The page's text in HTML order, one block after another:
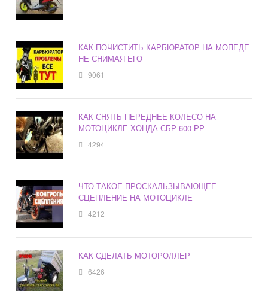
КАК ПОЧИСТИТЬ КАРБЮРАТОР НА МОПЕДЕ
НЕ СНИМАЯ ЕГО
9061
КАК СНЯТЬ ПЕРЕДНЕЕ КОЛЕСО НА
МОТОЦИКЛЕ ХОНДА СБР 600 РР
4294
ЧТО ТАКОЕ ПРОСКАЛЬЗЫВАЮЩЕЕ
СЦЕПЛЕНИЕ НА МОТОЦИКЛЕ
4212
КАК СДЕЛАТЬ МОТОРОЛЛЕР
6426